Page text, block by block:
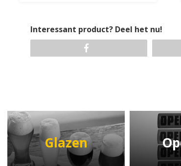
Interessant product? Deel het nu!
Glazen